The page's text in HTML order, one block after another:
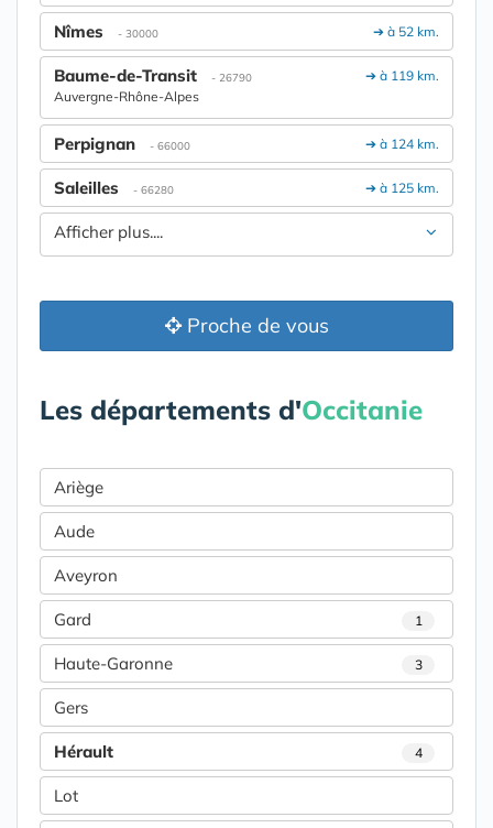
➔ à 52 km.
Nîmes - 30000
➔ à 119 km.
Baume-de-Transit - 26790
Auvergne-Rhône-Alpes
➔ à 124 km.
Perpignan - 66000
➔ à 125 km.
Saleilles - 66280
Afficher plus....
Proche de vous
Les départements d'Occitanie
Ariège
Aude
Aveyron
Gard 1
Haute-Garonne 3
Gers
Hérault 4
Lot